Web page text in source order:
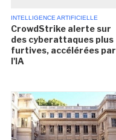
INTELLIGENCE ARTIFICIELLE
CrowdStrike alerte sur
des cyberattaques plus
furtives, accélérées par
l'IA